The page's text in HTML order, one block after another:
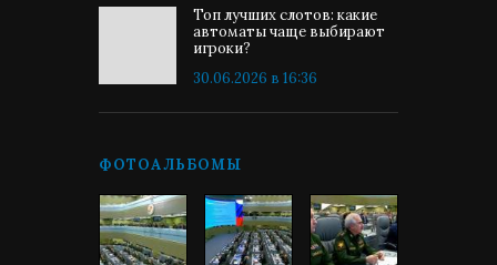
Топ лучших слотов: какие
автоматы чаще выбирают
игроки?
30.06.2026 в 16:36
ФОТОАЛЬБОМЫ